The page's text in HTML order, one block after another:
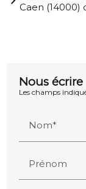
Caen (14000)
Nous écrire
Les champs
Nom*
Prénom